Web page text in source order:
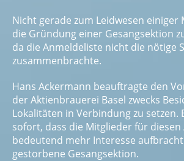
Nicht gerade zum Leidwesen einiger
die Gründung einer Gesangsektion
da die Anmeldeliste nicht die nötige
zusammenbrachte.
Hans Ackermann beauftragte den
der Aktienbrauerei Basel zwecks
Lokalitäten in Verbindung zu setzen.
sofort, dass die Mitglieder für diesen
bedeutend mehr Interesse
gestorbene Gesangsektion.